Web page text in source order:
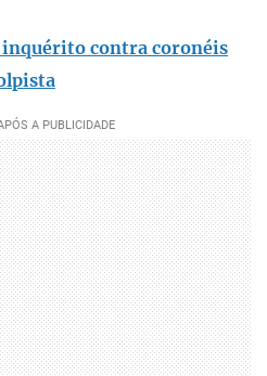
inquérito contra coronéis